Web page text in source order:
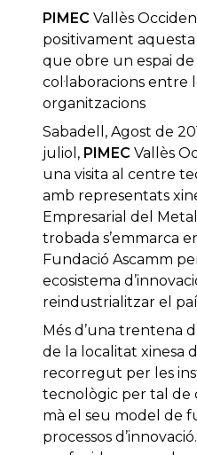
PIMEC Vallès
positivament
que obre un espai
col·laboracions entre
organitzacions
Sabadell, Agost de
juliol, PIMEC Vallès
una visita al centre
amb representats
Empresarial del
trobada s’emmarca
Fundació Ascamm
ecosistema
reindustrialitzar el
Més d’una trentena
de la localitat xinesa
recorregut per les
tecnològic per tal de
mà el seu model de
processos